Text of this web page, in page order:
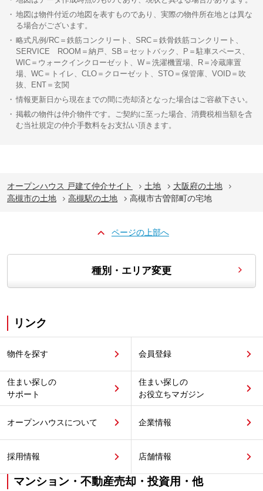
地図は物件付近の地図を表すものであり、実際の物件所在地とは異な
る場合がございます。
略式凡例/RC＝鉄筋コンクリート、SRC＝鉄骨鉄筋コンクリート、
SERVICE ROOM＝納戸、SB＝セットバック、P＝駐車スペース、
WIC＝ウォークインクローゼット、W＝洗濯機置場、R＝冷蔵庫置
場、WC＝トイレ、CLO＝クローゼット、STO＝保管庫、VOID＝吹
抜、ENT＝玄関
情報更新日から現在までの間に売却済となった場合はご容赦下さい。
掲載の物件は仲介物件です。ご契約に至った場合、消費税相当額を含
む当社規定の仲介手数料をお支払い頂きます。
オープンハウス 戸建て仲介サイト 土地
大阪府の土地
高槻市の土地
高槻駅の土地 高槻市古曽部町の宅地
ページの上部へ
種別・エリア変更
リンク
物件を探す 会員登録
住まい探しの
サポート
住まい探しの
お役立ちマガジン
オープンハウスについて 企業情報
採用情報 店舗情報
マンション・不動産売却・投資用・他